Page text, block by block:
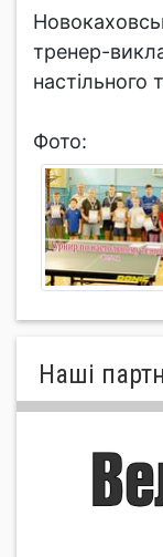
тренер-
настільного
Фото:
Нашi